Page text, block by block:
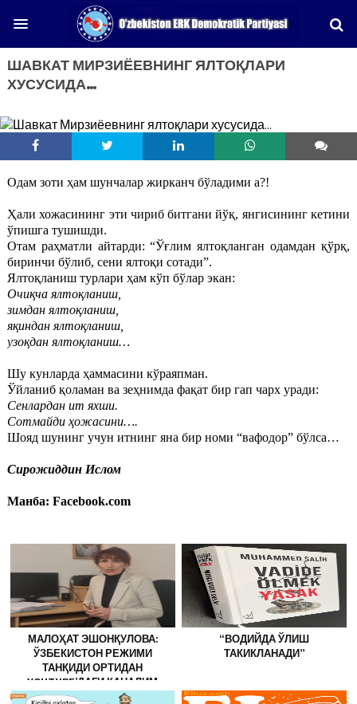
ШАВКАТ МИРЗИЁЕВНИНГ ЯЛТОҚЛАРИ
ХУСУСИДА…
Одам зоти ҳам шунчалар жирканч бўладими а?!
Ҳали хожасининг эти чириб битгани йўқ, янгисининг кетини
ўпишга тушишди.
Отам раҳматли айтарди: “Ўғлим ялтоқланган одамдан қўрқ,
биринчи бўлиб, сени ялтоқи сотади”.
Ялтоқланиш турлари ҳам кўп бўлар экан:
Очиқча ялтоқланиш,
зимдан ялтоқланиш,
яқиндан ялтоқланиш,
узоқдан ялтоқланиш…
Шу кунларда ҳаммасини кўраяпман.
Ўйланиб қоламан ва зеҳнимда фақат бир гап чарх уради:
Сенлардан ит яхши.
Сотмайди ҳожасини….
Шояд шунинг учун итнинг яна бир номи “вафодор” бўлса…
Сирожиддин Ислом
Манба: Facebook.com
МАЛОҲАТ ЭШОНҚУЛОВА:
ЎЗБЕКИСТОН РЕЖИМИ
ТАНҚИДИ ОРТИДАН
YOUTUBE’ДАГИ КАНАЛИМ
ЁПИЛДИ
“ВОДИЙДА ЎЛИШ
ТАКИКЛАНАДИ”